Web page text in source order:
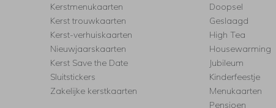
Kerstmenukaarten
Kerst trouwkaarten
Kerst-verhuiskaarten
Nieuwjaarskaarten
Kerst Save the Date
Sluitstickers
Zakelijke kerstkaarten
Doopsel
Geslaagd
High Tea
Housewarming
Jubileum
Kinderfeestje
Menukaarten
Pensioen